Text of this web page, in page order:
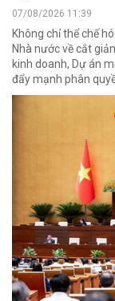
07/08/2026 11:39
Không chỉ thể chế
Nhà nước về cắt
kinh doanh, Dự án
đẩy mạnh phân